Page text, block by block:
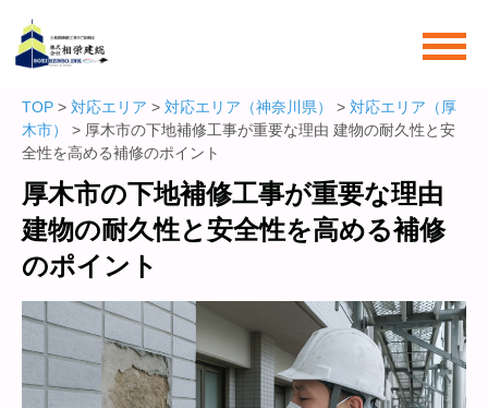
TOP > 対応エリア > 対応エリア（神奈川県） > 対応エリア（厚
木市）
> 厚木市の下地補修工事が重要な理由 建物の耐久性と安
全性を高める補修のポイント
厚木市の下地補修工事が重要な理由
建物の耐久性と安全性を高める補修
のポイント